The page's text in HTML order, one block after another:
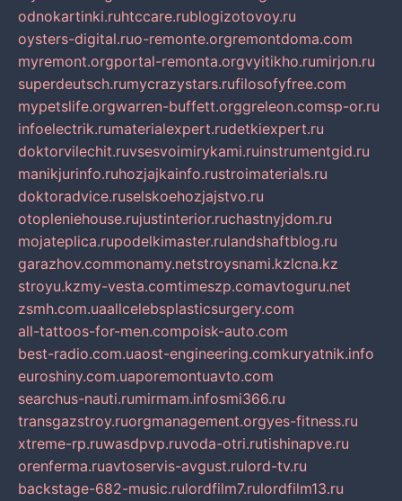
odnokartinki.ruhtccare.rublogizotovoy.ru
oysters-digital.ruo-remonte.orgremontdoma.com
myremont.orgportal-remonta.orgvyitikho.rumirjon.ru
superdeutsch.rumycrazystars.rufilosofyfree.com
mypetslife.orgwarren-buffett.orggreleon.comsp-or.ru
infoelectrik.rumaterialexpert.rudetkiexpert.ru
doktorvilechit.ruvsesvoimirykami.ruinstrumentgid.ru
manikjurinfo.ruhozjajkainfo.rustroimaterials.ru
doktoradvice.ruselskoehozjajstvo.ru
otopleniehouse.rujustinterior.ruchastnyjdom.ru
mojateplica.rupodelkimaster.rulandshaftblog.ru
garazhov.commonamy.netstroysnami.kzlcna.kz
stroyu.kzmy-vesta.comtimeszp.comavtoguru.net
zsmh.com.uaallcelebsplasticsurgery.com
all-tattoos-for-men.compoisk-auto.com
best-radio.com.uaost-engineering.comkuryatnik.info
euroshiny.com.uaporemontuavto.com
searchus-nauti.rumirmam.infosmi366.ru
transgazstroy.ruorgmanagement.orgyes-fitness.ru
xtreme-rp.ruwasdpvp.ruvoda-otri.rutishinapve.ru
orenferma.ruavtoservis-avgust.rulord-tv.ru
backstage-682-music.rulordfilm7.rulordfilm13.ru